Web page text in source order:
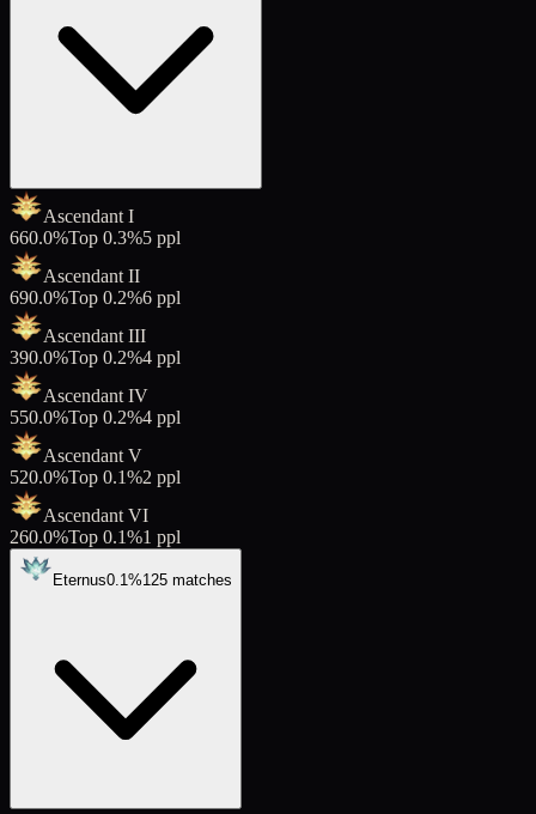
Ascendant I
660.0%Top 0.3%5 ppl
Ascendant II
690.0%Top 0.2%6 ppl
Ascendant III
390.0%Top 0.2%4 ppl
Ascendant IV
550.0%Top 0.2%4 ppl
Ascendant V
520.0%Top 0.1%2 ppl
Ascendant VI
260.0%Top 0.1%1 ppl
Eternus0.1%125 matches